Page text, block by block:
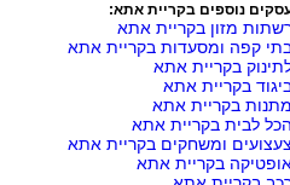
נוספים בקריית אתא:
מזון בקריית אתא
קפה ומסעדות בקריית אתא
בקריית אתא
בקריית אתא
בקריית אתא
לבית בקריית אתא
ומשחקים בקריית אתא
בקריית אתא